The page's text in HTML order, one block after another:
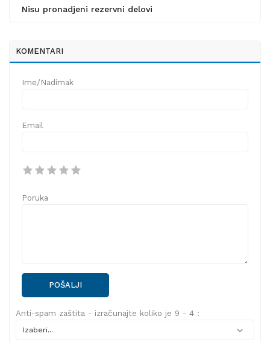
Nisu pronadjeni rezervni delovi
KOMENTARI
Ime/Nadimak
Email
Poruka
POŠALJI
Anti-spam zaštita - izračunajte koliko je 9 - 4 :